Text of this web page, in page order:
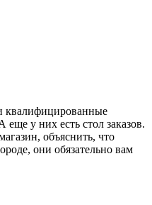
квалифицированные
у них есть стол заказов.
объяснить, что
они обязательно вам